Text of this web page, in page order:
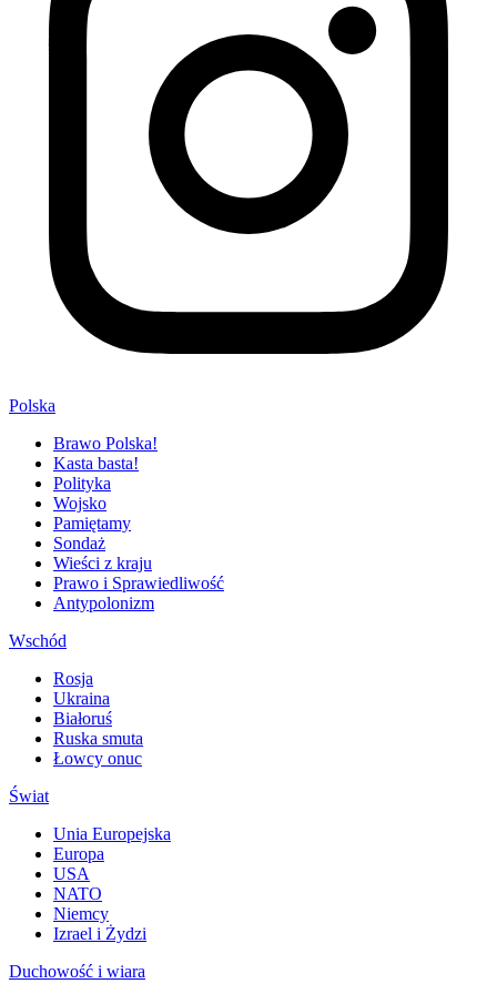
Polska
Brawo Polska!
Kasta basta!
Polityka
Wojsko
Pamiętamy
Sondaż
Wieści z kraju
Prawo i Sprawiedliwość
Antypolonizm
Wschód
Rosja
Ukraina
Białoruś
Ruska smuta
Łowcy onuc
Świat
Unia Europejska
Europa
USA
NATO
Niemcy
Izrael i Żydzi
Duchowość i wiara